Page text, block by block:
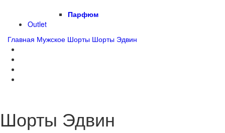
Парфюм
Outlet
Главная Мужское Шорты Шорты Эдвин
Шорты Эдвин